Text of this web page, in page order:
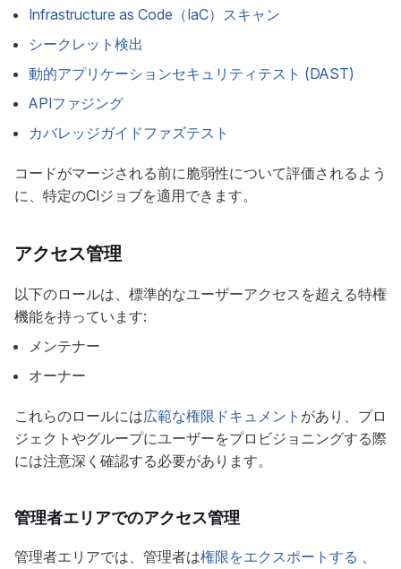
Infrastructure as Code（IaC）スキャン
シークレット検出
動的アプリケーションセキュリティテスト (DAST)
APIファジング
カバレッジガイドファズテスト
コードがマージされる前に脆弱性について評価されるよう
に、特定のCIジョブを適用できます。
アクセス管理
以下のロールは、標準的なユーザーアクセスを超える特権
機能を持っています:
メンテナー
オーナー
これらのロールには広範な権限ドキュメント があり、プロ
ジェクトやグループにユーザーをプロビジョニングする際
には注意深く確認する必要があります。
管理者エリアでのアクセス管理
管理者エリアでは、管理者は権限をエクスポートする 、